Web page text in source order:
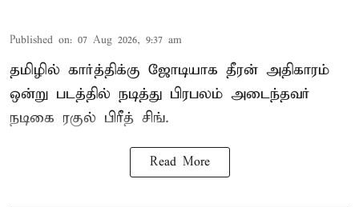
Published on: 07 Aug 2026, 9:37 am
தமிழில் கார்த்திக்கு ஜோடியாக தீரன் அதிகாரம்
ஒன்று படத்தில் நடித்து பிரபலம் அடைந்தவர்
நடிகை ரகுல் பிரீத் சிங்.
Read More